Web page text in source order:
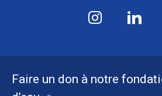
Faire un don à notre